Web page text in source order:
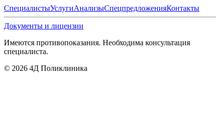
СпециалистыУслугиАнализыСпецпредложенияКонтакты
Документы и лицензии
Имеются противопоказания. Необходима консультация
специалиста.
© 2026 4Д Поликлиника